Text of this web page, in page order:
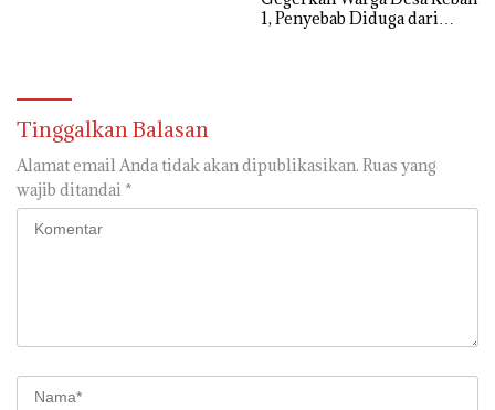
1, Penyebab Diduga dari
Tinggalkan Balasan
Alamat email Anda tidak akan dipublikasikan. Ruas yang
wajib ditandai *